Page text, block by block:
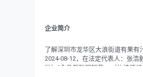
企业简介
了解深圳市龙华区大浪街道有果
2024-08-12，在法定代表人：张
动）^食品互联网销售。（依法须